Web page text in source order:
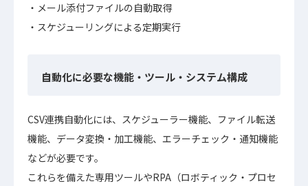
メール添付ファイルの自動取得
スケジューリングによる定期実行
自動化に必要な機能・ツール・システム構成
CSV連携自動化には、スケジューラー機能、ファイル転送
機能、データ変換・加工機能、エラーチェック・通知機能
などが必要です。
これらを備えた専用ツールやRPA（ロボティック・プロセ